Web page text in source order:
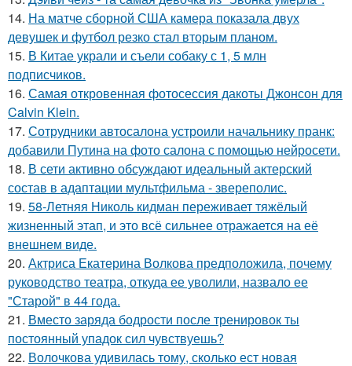
14. На матче сборной США камера показала двух
девушек и футбол резко стал вторым планом.
15. В Китае украли и съели собаку с 1, 5 млн
подписчиков.
16. Самая откровенная фотосессия дакоты Джонсон для
Calvin Klein.
17. Сотрудники автосалона устроили начальнику пранк:
добавили Путина на фото салона с помощью нейросети.
18. В сети активно обсуждают идеальный актерский
состав в адаптации мультфильма - звереполис.
19. 58-Летняя Николь кидман переживает тяжёлый
жизненный этап, и это всё сильнее отражается на её
внешнем виде.
20. Актриса Екатерина Волкова предположила, почему
руководство театра, откуда ее уволили, назвало ее
"Старой" в 44 года.
21. Вместо заряда бодрости после тренировок ты
постоянный упадок сил чувствуешь?
22. Волочкова удивилась тому, сколько ест новая